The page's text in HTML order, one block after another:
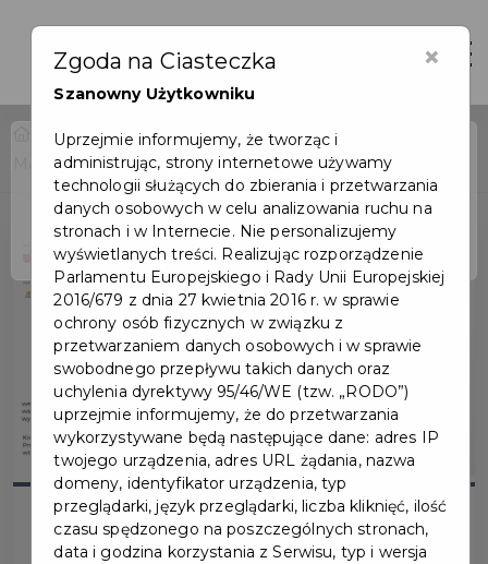
Home
Wydarzenia
Marek Okrassa - wystawa w Domu Wiedemanna
Wydarzenie już się
zakończyło
×
Zgoda na Ciasteczka
Szanowny Użytkowniku
Uprzejmie informujemy, że tworząc i
administrując, strony internetowe używamy
technologii służących do zbierania i przetwarzania
danych osobowych w celu analizowania ruchu na
stronach i w Internecie. Nie personalizujemy
wyświetlanych treści. Realizując rozporządzenie
Parlamentu Europejskiego i Rady Unii Europejskiej
2016/679 z dnia 27 kwietnia 2016 r. w sprawie
ochrony osób fizycznych w związku z
przetwarzaniem danych osobowych i w sprawie
swobodnego przepływu takich danych oraz
uchylenia dyrektywy 95/46/WE (tzw. „RODO”)
uprzejmie informujemy, że do przetwarzania
wykorzystywane będą następujące dane: adres IP
twojego urządzenia, adres URL żądania, nazwa
domeny, identyfikator urządzenia, typ
przeglądarki, język przeglądarki, liczba kliknięć, ilość
czasu spędzonego na poszczególnych stronach,
data i godzina korzystania z Serwisu, typ i wersja